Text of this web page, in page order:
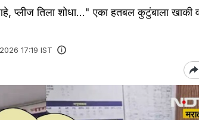
प्लीज तिला शोधा..." एका हतबल कुटुंबाला खाकी
17:19 IST